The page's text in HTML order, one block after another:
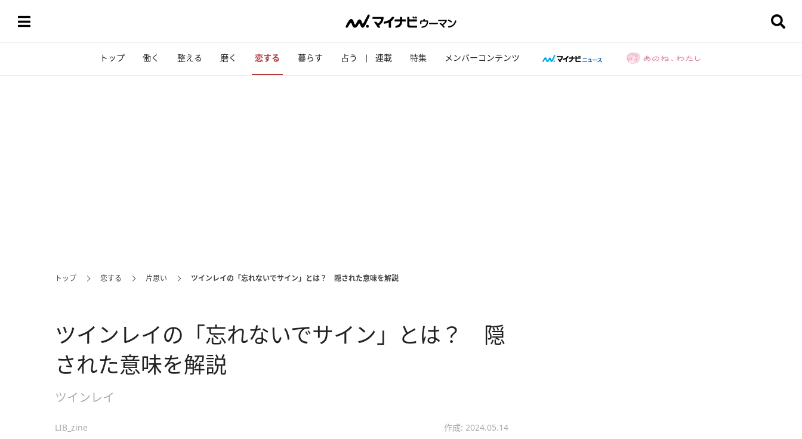
トップ 働く 整える 磨く 恋する 暮らす 占う 連載 特集 メンバーコンテンツ
トップ 恋する 片思い ツインレイの「忘れないでサイン」とは？ 隠された意味を解説
ツインレイの「忘れないでサイン」とは？ 隠
された意味を解説
ツインレイ
LIB_zine 作成: 2024.05.14